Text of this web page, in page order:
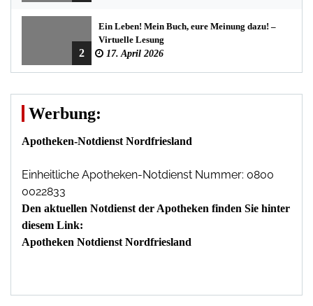
2
Ein Leben! Mein Buch, eure Meinung dazu! –
Virtuelle Lesung
17. April 2026
Werbung:
Apotheken-Notdienst Nordfriesland
Einheitliche Apotheken-Notdienst Nummer: 0800
0022833
Den aktuellen Notdienst der Apotheken finden Sie hinter
diesem Link:
Apotheken Notdienst Nordfriesland